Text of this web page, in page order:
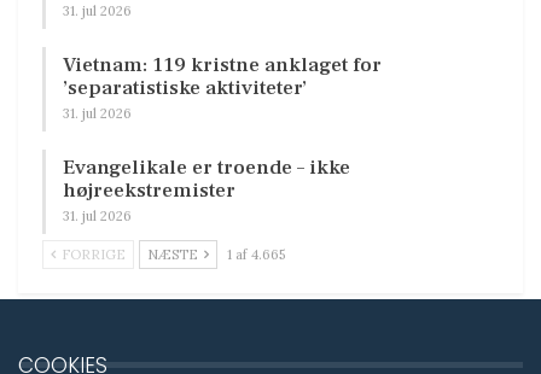
31. jul 2026
Vietnam: 119 kristne anklaget for
’separatistiske aktiviteter’
31. jul 2026
Evangelikale er troende – ikke
højreekstremister
31. jul 2026
FORRIGE NÆSTE 1 af 4.665
COOKIES